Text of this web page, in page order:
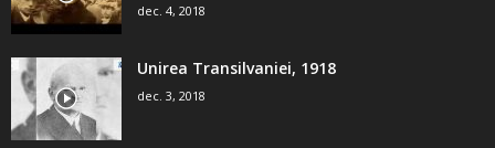
dec. 4, 2018
Unirea Transilvaniei, 1918
dec. 3, 2018